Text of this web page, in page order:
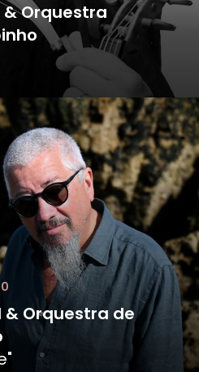
Orquestra
Orquestra de